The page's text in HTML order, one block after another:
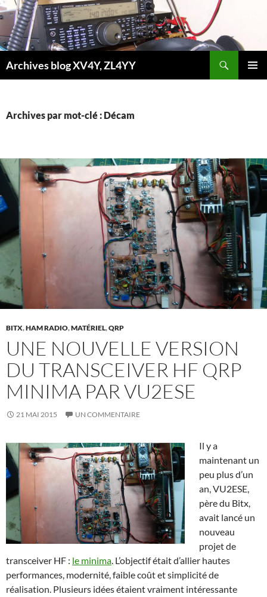
Aller
au
contenu
Archives blog XV4Y, ZL4YY
Archives par mot-clé : Décam
BITX,HAM RADIO,MATÉRIEL,QRP
UNE NOUVELLE VERSION
DU TRANSCEIVER HF QRP
MINIMA PAR VU2ESE
21 MAI 2015 UN COMMENTAIRE
Il y a
maintenant un
peu plus d’un
an, VU2ESE,
père du Bitx,
avait lancé un
nouveau
projet de
transceiver HF : le minima. L’objectif était d’allier hautes
performances, modernité, faible coût et simplicité de
réalisation. Plusieurs idées étaient vraiment intéressante